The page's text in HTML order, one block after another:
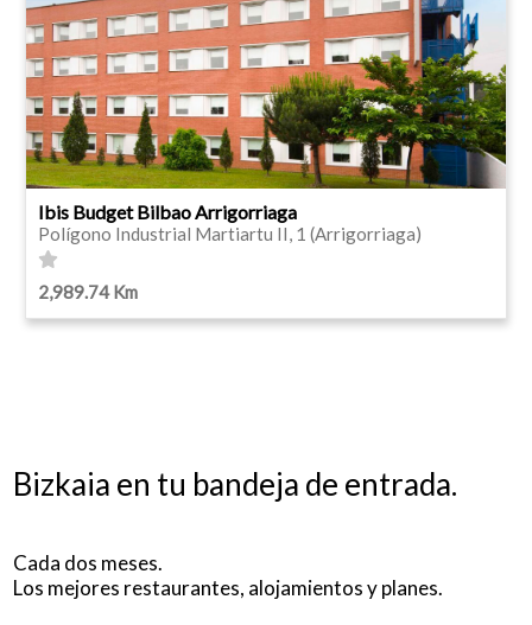
Ibis Budget Bilbao Arrigorriaga
Polígono Industrial Martiartu II, 1 (Arrigorriaga)
2,989.74 Km
Bizkaia en tu bandeja de entrada.
Cada dos meses.
Los mejores restaurantes, alojamientos y planes.